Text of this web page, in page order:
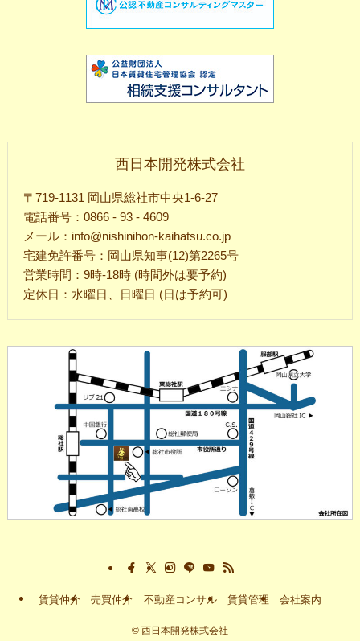
西日本開発株式会社
〒719-1131 岡山県総社市中央1-6-27
電話番号：0866 - 93 - 4609
メール：info@nishinihon-kaihatsu.co.jp
宅建免許番号：岡山県知事(12)第2265号
営業時間：9時-18時 (時間外は要予約)
定休日：水曜日、日曜日 (日は予約可)
賃貸仲介 売買仲介 不動産コンサル 賃貸管理 会社案内
© 西日本開発株式会社